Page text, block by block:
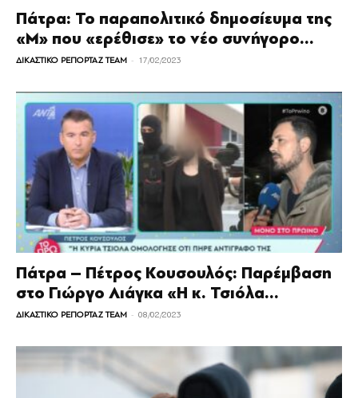
Πάτρα: Το παραπολιτικό δημοσίευμα της
«Μ» που «ερέθισε» το νέο συνήγορο...
ΔΙΚΑΣΤΙΚΟ ΡΕΠΟΡΤΑΖ TEAM - 17/02/2023
Πάτρα – Πέτρος Κουσουλός: Παρέμβαση
στο Γιώργο Λιάγκα «Η κ. Τσιόλα...
ΔΙΚΑΣΤΙΚΟ ΡΕΠΟΡΤΑΖ TEAM - 08/02/2023